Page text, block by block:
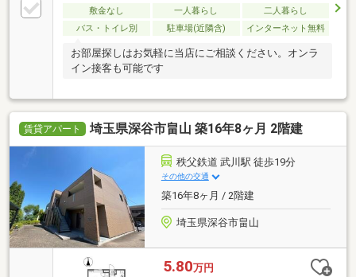
敷金なし 一人暮らし
二人暮らし
バス・トイレ別
駐車場(近隣含) インターネット無料
お部屋探しはお気軽に当店にご相談ください。オンラ
イン接客も可能です
賃貸アパート 埼玉県深谷市畠山 築16年8ヶ月 2階建
秩父鉄道 武川駅 徒歩19分
その他の交通
築16年8ヶ月 / 2階建
埼玉県深谷市畠山
5.80万円